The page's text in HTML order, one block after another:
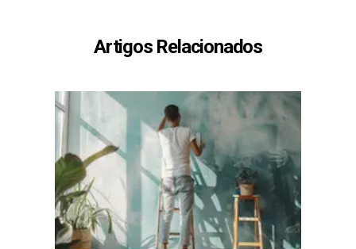
Artigos Relacionados